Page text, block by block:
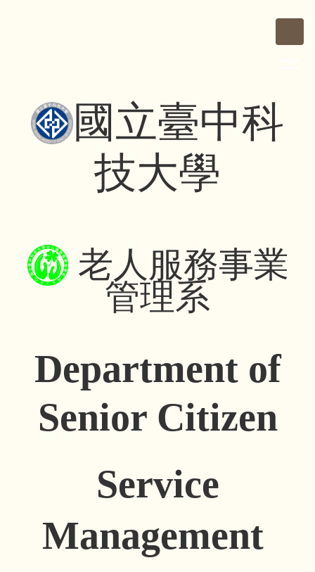
國立臺中科
技大學
老人服務事業
管理系
Department of
Senior Citizen
Service
Management